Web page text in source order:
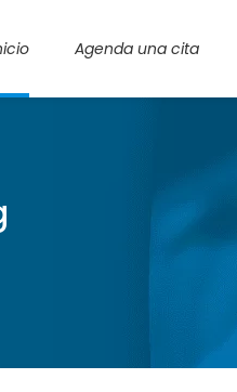
Agenda una cita